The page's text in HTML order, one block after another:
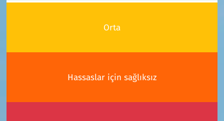
Orta
Hassaslar için sağlıksız